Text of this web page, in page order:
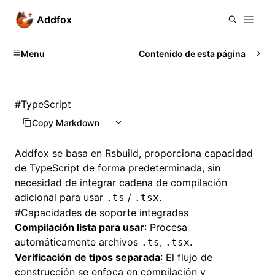
Addfox
Menu Contenido de esta página
#TypeScript
Copy Markdown
Addfox se basa en Rsbuild, proporciona capacidad
de TypeScript de forma predeterminada, sin
necesidad de integrar cadena de compilación
adicional para usar .ts / .tsx.
#Capacidades de soporte integradas
Compilación lista para usar: Procesa
automáticamente archivos .ts, .tsx.
Verificación de tipos separada: El flujo de
construcción se enfoca en compilación y